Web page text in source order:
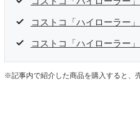
コストコ「ハイローラー
コストコ「ハイローラー
※記事内で紹介した商品を購入すると、